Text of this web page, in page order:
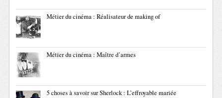
Métier du cinéma : Réalisateur de making of
Métier du cinéma : Maître d’armes
5 choses à savoir sur Sherlock : L’effroyable mariée